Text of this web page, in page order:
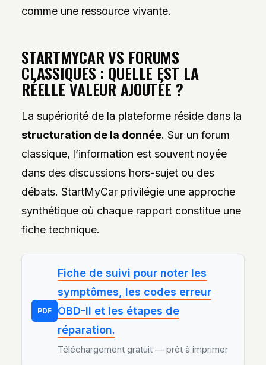
comme une ressource vivante.
STARTMYCAR VS FORUMS
CLASSIQUES : QUELLE EST LA
RÉELLE VALEUR AJOUTÉE ?
La supériorité de la plateforme réside dans la
structuration de la donnée. Sur un forum
classique, l’information est souvent noyée
dans des discussions hors-sujet ou des
débats. StartMyCar privilégie une approche
synthétique où chaque rapport constitue une
fiche technique.
PDF
Fiche de suivi pour noter les
symptômes, les codes erreur
OBD-II et les étapes de
réparation.
Téléchargement gratuit — prêt à imprimer